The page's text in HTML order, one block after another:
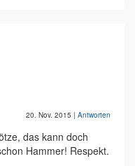
20. Nov. 2015 | Antworten
das kann doch
Hammer! Respekt.